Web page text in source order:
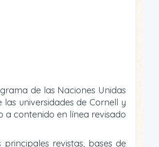
de las Naciones Unidas
universidades de Cornell y
a contenido en línea revisado
revistas, bases de